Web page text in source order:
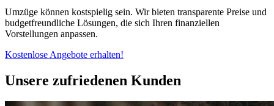
Umzüge können kostspielig sein. Wir bieten transparente Preise und
budgetfreundliche Lösungen, die sich Ihren finanziellen
Vorstellungen anpassen.
Kostenlose Angebote erhalten!
Unsere zufriedenen Kunden